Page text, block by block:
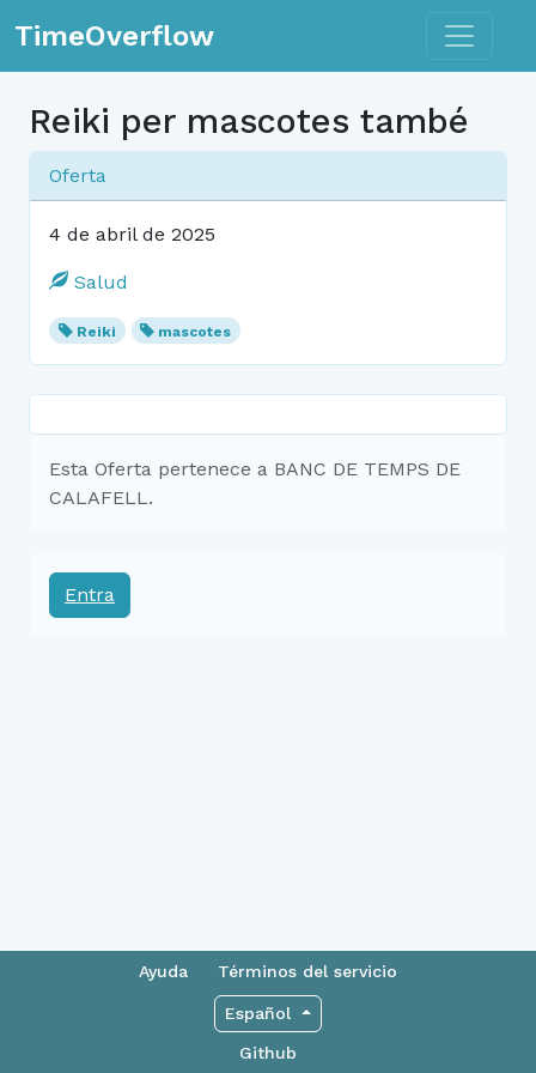
TimeOverflow Toggle
Reiki per mascotes també
Oferta
4 de abril de 2025
Salud
Reiki mascotes
Esta Oferta pertenece a BANC DE TEMPS DE
CALAFELL.
Entra
Ayuda Términos del servicio
Español
Github